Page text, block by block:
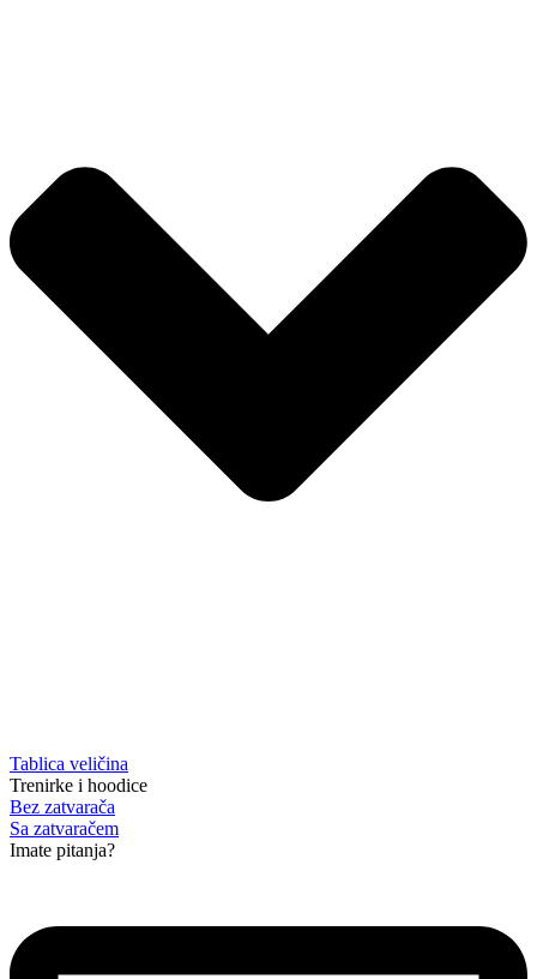
Tablica veličina
Trenirke i hoodice
Bez zatvarača
Sa zatvaračem
Imate pitanja?